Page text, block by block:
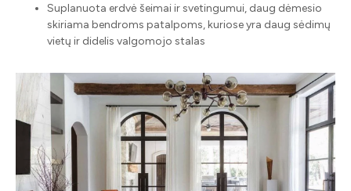
Suplanuota erdvė šeimai ir svetingumui, daug dėmesio
skiriama bendroms patalpoms, kuriose yra daug sėdimų
vietų ir didelis valgomojo stalas